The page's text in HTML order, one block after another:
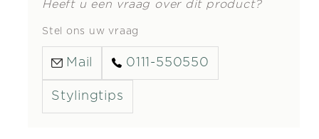
Heeft u een vraag over dit product?
Stel ons uw vraag
Mail 0111-550550
Stylingtips